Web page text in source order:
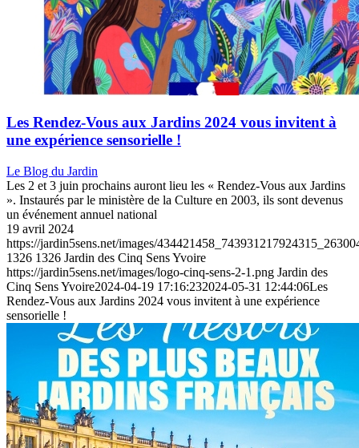
Les Rendez-Vous aux Jardins 2024 vous invitent à
une expérience sensorielle !
Le Blog du Jardin
Les 2 et 3 juin prochains auront lieu les « Rendez-Vous aux Jardins
». Instaurés par le ministère de la Culture en 2003, ils sont devenus
un événement annuel national
19 avril 2024
https://jardin5sens.net/images/
1326 1326 Jardin des Cinq Sens Yvoire
https://jardin5sens.net/images/logo-cinq-sens-2-1.png Jardin des
Cinq Sens Yvoire2024-04-19 17:16:232024-05-31 12:44:06Les
Rendez-Vous aux Jardins 2024 vous invitent à une expérience
sensorielle !